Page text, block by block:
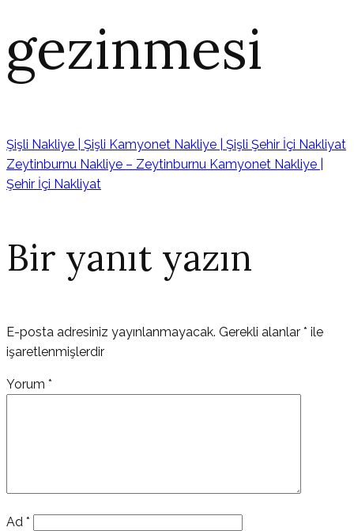
gezinmesi
Şişli Nakliye | Şişli Kamyonet Nakliye | Şişli Şehir İçi Nakliyat
Zeytinburnu Nakliye – Zeytinburnu Kamyonet Nakliye |
Şehir İçi Nakliyat
Bir yanıt yazın
E-posta adresiniz yayınlanmayacak. Gerekli alanlar * ile
işaretlenmişlerdir
Yorum *
Ad *